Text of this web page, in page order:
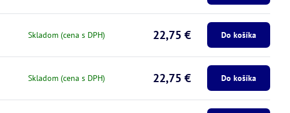
Skladom (cena s DPH) 22,75 € Do košíka
Skladom (cena s DPH) 22,75 € Do košíka